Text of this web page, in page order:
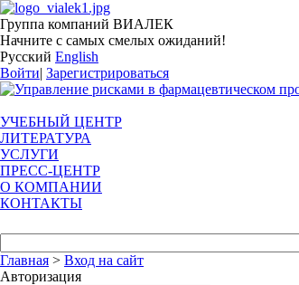
Группа компаний ВИАЛЕК
Начните с самых смелых ожиданий!
Русский English
Войти| Зарегистрироваться
УЧЕБНЫЙ ЦЕНТР
ЛИТЕРАТУРА
УСЛУГИ
ПРЕСС-ЦЕНТР
О КОМПАНИИ
КОНТАКТЫ
Главная > Вход на сайт
Авторизация